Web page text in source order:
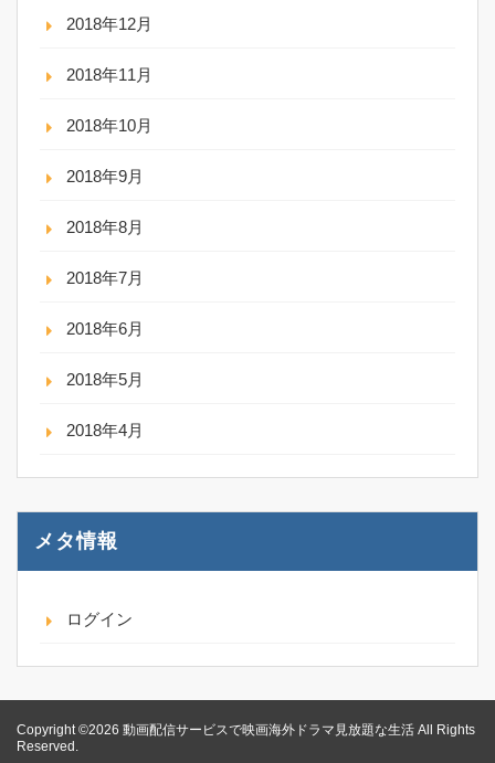
2018年12月
2018年11月
2018年10月
2018年9月
2018年8月
2018年7月
2018年6月
2018年5月
2018年4月
メタ情報
ログイン
Copyright ©2026 動画配信サービスで映画海外ドラマ見放題な生活 All Rights
Reserved.